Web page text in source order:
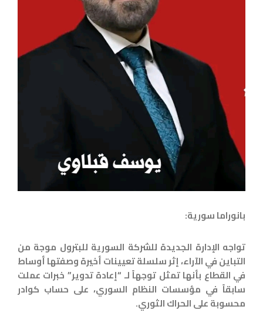
بانوراما سورية:
تواجه الإدارة الجديدة للشركة السورية للبترول موجة من
التباين في الآراء، إثر سلسلة تعيينات أخيرة وصفتها أوساط
في القطاع بأنها تمثل توجهاً لـ “إعادة تدوير” خبرات عملت
سابقاً في مؤسسات النظام السوري، على حساب كوادر
محسوبة على الحراك الثوري.